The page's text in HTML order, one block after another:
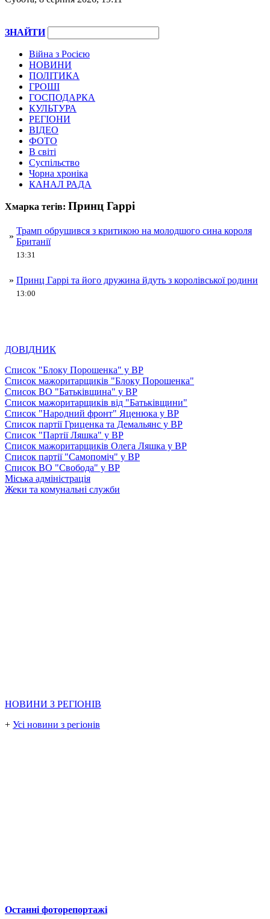
ЗНАЙТИ
Війна з Росією
НОВИНИ
ПОЛІТИКА
ГРОШІ
ГОСПОДАРКА
КУЛЬТУРА
РЕГІОНИ
ВІДЕО
ФОТО
В світі
Суспільство
Чорна хроніка
КАНАЛ РАДА
Хмарка тегів: Принц Гаррі
»
Трамп обрушився з критикою на молодшого сина короля
Британії
13:31
» Принц Гаррі та його дружина йдуть з королівської родини
13:00
ДОВІДНИК
Список "Блоку Порошенка" у ВР
Список мажоритарщиків "Блоку Порошенка"
Список ВО "Батьківщина" у ВР
Список мажоритарщиків від "Батьківщини"
Список "Народний фронт" Яценюка у ВР
Список партії Гриценка та Демальянс у ВР
Список "Партії Ляшка" у ВР
Список мажоритарщиків Олега Ляшка у ВР
Список партії "Самопоміч" у ВР
Список ВО "Свобода" у ВР
Міська адміністрація
Жеки та комунальні служби
НОВИНИ З РЕГІОНІВ
+ Усі новини з регіонів
Останні фоторепортажі